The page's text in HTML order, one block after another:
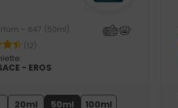
– 647 (50ml)
(12)
- EROS
20ml 50ml 100ml